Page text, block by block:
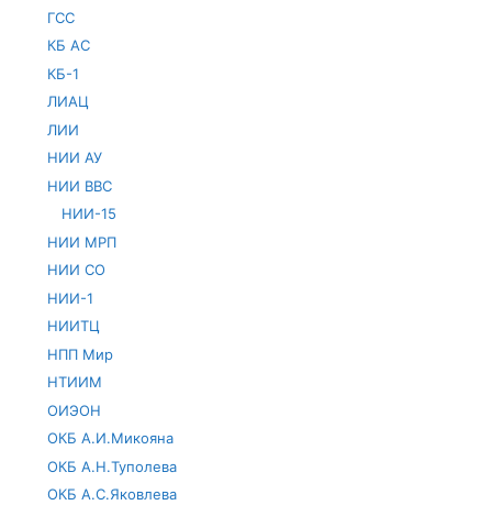
ГСС
КБ АС
КБ-1
ЛИАЦ
ЛИИ
НИИ АУ
НИИ ВВС
НИИ-15
НИИ МРП
НИИ СО
НИИ-1
НИИТЦ
НПП Мир
НТИИМ
ОИЭОН
ОКБ А.И.Микояна
ОКБ А.Н.Туполева
ОКБ А.С.Яковлева